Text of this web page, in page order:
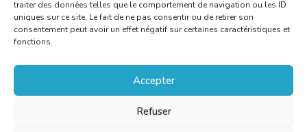
traiter des données telles que le comportement de navigation ou les ID
uniques sur ce site. Le fait de ne pas consentir ou de retirer son
consentement peut avoir un effet négatif sur certaines caractéristiques et
fonctions.
Accepter
Refuser